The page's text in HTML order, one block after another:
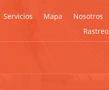
Servicios Mapa Nosotros
Rastreo